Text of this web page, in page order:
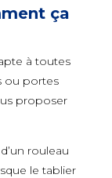
ça
à toutes
ou portes
proposer
rouleau
le tablier